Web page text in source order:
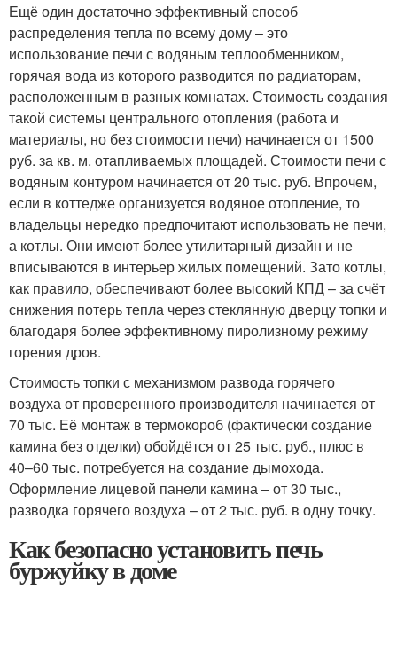
Ещё один достаточно эффективный способ
распределения тепла по всему дому – это
использование печи с водяным теплообменником,
горячая вода из которого разводится по радиаторам,
расположенным в разных комнатах. Стоимость создания
такой системы центрального отопления (работа и
материалы, но без стоимости печи) начинается от 1500
руб. за кв. м. отапливаемых площадей. Стоимости печи с
водяным контуром начинается от 20 тыс. руб. Впрочем,
если в коттедже организуется водяное отопление, то
владельцы нередко предпочитают использовать не печи,
а котлы. Они имеют более утилитарный дизайн и не
вписываются в интерьер жилых помещений. Зато котлы,
как правило, обеспечивают более высокий КПД – за счёт
снижения потерь тепла через стеклянную дверцу топки и
благодаря более эффективному пиролизному режиму
горения дров.
Стоимость топки с механизмом развода горячего
воздуха от проверенного производителя начинается от
70 тыс. Её монтаж в термокороб (фактически создание
камина без отделки) обойдётся от 25 тыс. руб., плюс в
40–60 тыс. потребуется на создание дымохода.
Оформление лицевой панели камина – от 30 тыс.,
разводка горячего воздуха – от 2 тыс. руб. в одну точку.
Как безопасно установить печь
буржуйку в доме